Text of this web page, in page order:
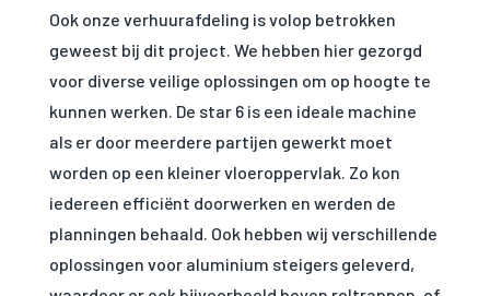
Ook onze verhuurafdeling is volop betrokken
geweest bij dit project. We hebben hier gezorgd
voor diverse veilige oplossingen om op hoogte te
kunnen werken. De star 6 is een ideale machine
als er door meerdere partijen gewerkt moet
worden op een kleiner vloeroppervlak. Zo kon
iedereen efficiënt doorwerken en werden de
planningen behaald. Ook hebben wij verschillende
oplossingen voor aluminium steigers geleverd,